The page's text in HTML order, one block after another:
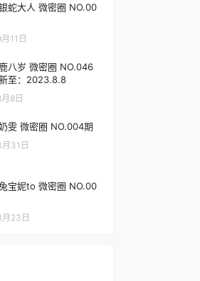
蛇大人 微密圈 NO.00
11日
八岁 微密圈 NO.046
至：2023.8.8
8日
雯 微密圈 NO.004期
31日
宝妮to 微密圈 NO.00
23日